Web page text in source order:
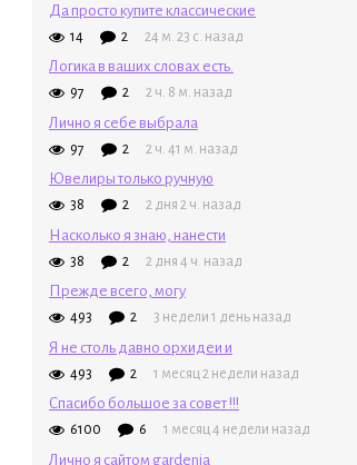
Да просто купите классические
14 2 24 м. 23 с. назад
Логика в ваших словах есть.
97 2 2 ч. 8 м. назад
Лично я себе выбрала
97 2 2 ч. 41 м. назад
Ювелиры только ручную
38 2 2 дня 2 ч. назад
Насколько я знаю, нанести
38 2 2 дня 4 ч. назад
Прежде всего, могу
493 2 3 недели 1 день назад
Я не столь давно орхидеи и
493 2 1 месяц 2 недели назад
Спасибо большое за совет !!!
6100 6 1 месяц 4 недели назад
Лично я сайтом gardenia